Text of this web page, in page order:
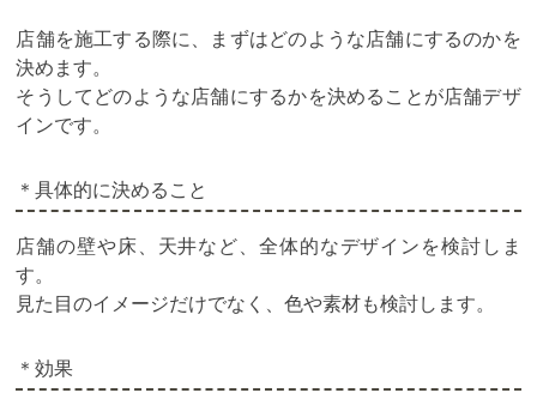
店舗を施工する際に、まずはどのような店舗にするのかを
決めます。
そうしてどのような店舗にするかを決めることが店舗デザ
インです。
＊具体的に決めること
店舗の壁や床、天井など、全体的なデザインを検討しま
す。
見た目のイメージだけでなく、色や素材も検討します。
＊効果